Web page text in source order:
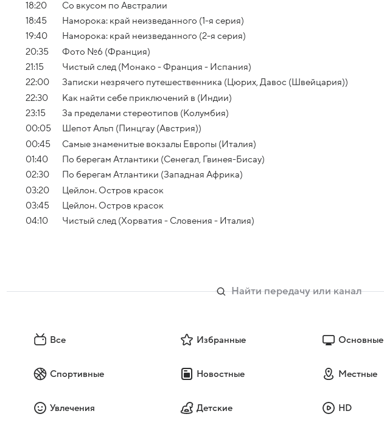
18:20
Со вкусом по Австралии
18:45
Наморока: край неизведанного (1-я серия)
19:40
Наморока: край неизведанного (2-я серия)
20:35
Фото №6 (Франция)
21:15
Чистый след (Монако - Франция - Испания)
22:00
Записки незрячего путешественника (Цюрих, Давос (Швейцария))
22:30
Как найти себе приключений в (Индии)
23:15
За пределами стереотипов (Колумбия)
00:05
Шепот Альп (Пинцгау (Австрия))
00:45
Самые знаменитые вокзалы Европы (Италия)
01:40
По берегам Атлантики (Сенегал, Гвинея-Бисау)
02:30
По берегам Атлантики (Западная Африка)
03:20
Цейлон. Остров красок
03:45
Цейлон. Остров красок
04:10
Чистый след (Хорватия - Словения - Италия)
Все Избранные Основные
Спортивные Новостные Местные
Увлечения Детские HD